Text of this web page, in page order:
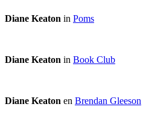
Diane Keaton in Poms
Diane Keaton in Book Club
Diane Keaton en Brendan Gleeson